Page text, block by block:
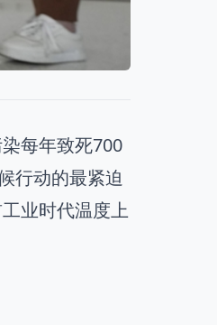
每年致死700
行动的最紧迫
业时代温度上